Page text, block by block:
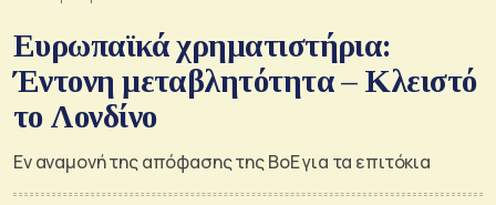
Ευρωπαϊκά χρηματιστήρια:
Έντονη μεταβλητότητα – Κλειστό
το Λονδίνο
Εν αναμονή της απόφασης της ΒοΕ για τα επιτόκια